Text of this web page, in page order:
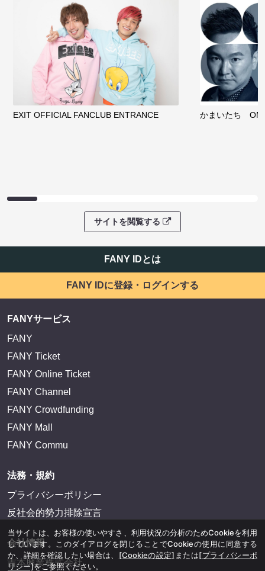
EXIT OFFICIAL FANCLUB ENTRANCE かまいたち
サイトを閲覧する
FANY IDとは
FANY IDに登録・ログインする
FANYサービス
FANY
FANY Ticket
FANY Online Ticket
FANY Channel
FANY Crowdfunding
FANY Mall
FANY Commu
法務・規約
プライバシーポリシー
反社会的勢力排除宣言
会社情報
吉本興業株式会社
当サイトは、お客様の使いやすさ、利用状況の分析のためCookieを利用
しています。このダイアログを閉じることでCookieの使用に同意する
か、詳細を確認したい場合は、 [Cookieの設定] または[プライバシーポ
リシー]をご参照ください。